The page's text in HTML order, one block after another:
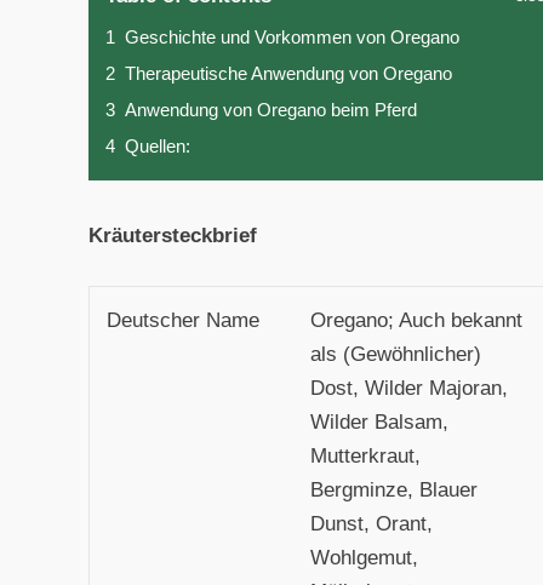
1 Geschichte und Vorkommen von Oregano
2 Therapeutische Anwendung von Oregano
3 Anwendung von Oregano beim Pferd
4 Quellen:
Kräutersteckbrief
Deutscher Name
Oregano; Auch bekannt
als (Gewöhnlicher)
Dost, Wilder Majoran,
Wilder Balsam,
Mutterkraut,
Bergminze, Blauer
Dunst, Orant,
Wohlgemut,